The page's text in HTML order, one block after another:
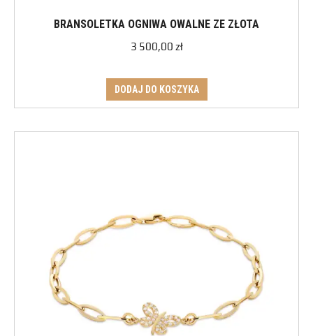
BRANSOLETKA OGNIWA OWALNE ZE ZŁOTA
3 500,00 zł
DODAJ DO KOSZYKA